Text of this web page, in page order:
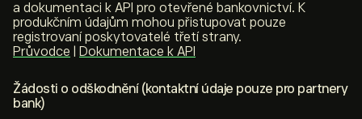
a dokumentaci k API pro otevřené bankovnictví. K
produkčním údajům mohou přistupovat pouze
registrovaní poskytovatelé třetí strany.
Průvodce
Dokumentace k API
Žádosti o odškodnění (kontaktní údaje pouze pro partnery
bank)